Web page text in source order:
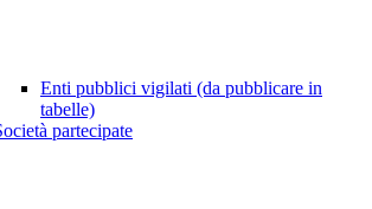
Enti pubblici vigilati (da pubblicare in
tabelle)
partecipate